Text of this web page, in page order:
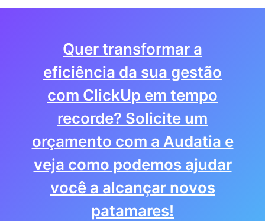
Quer transformar a
eficiência da sua gestão
com ClickUp em tempo
recorde? Solicite um
orçamento com a Audatia e
veja como podemos ajudar
você a alcançar novos
patamares!